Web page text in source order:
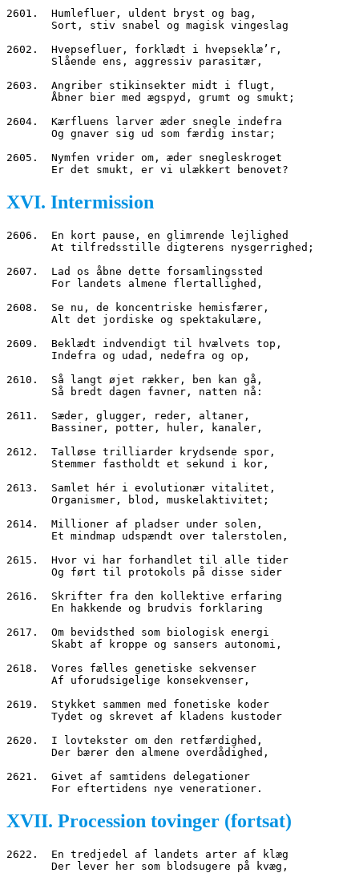
2601.  Humlefluer, uldent bryst og bag,
       Sort, stiv snabel og magisk vingeslag
2602.  Hvepsefluer, forklædt i hvepseklæ’r,
       Slående ens, aggressiv parasitær,
2603.  Angriber stikinsekter midt i flugt,
       Åbner bier med ægspyd, grumt og smukt;
2604.  Kærfluens larver æder snegle indefra
       Og gnaver sig ud som færdig instar;
2605.  Nymfen vrider om, æder snegleskroget
       Er det smukt, er vi ulækkert benovet?
XVI. Intermission
2606.  En kort pause, en glimrende lejlighed
       At tilfredsstille digterens nysgerrighed;
2607.  Lad os åbne dette forsamlingssted
       For landets almene flertallighed,
2608.  Se nu, de koncentriske hemisfærer,
       Alt det jordiske og spektakulære,
2609.  Beklædt indvendigt til hvælvets top,
       Indefra og udad, nedefra og op,
2610.  Så langt øjet rækker, ben kan gå,
       Så bredt dagen favner, natten nå:
2611.  Sæder, glugger, reder, altaner,
       Bassiner, potter, huler, kanaler,
2612.  Talløse trilliarder krydsende spor,
       Stemmer fastholdt et sekund i kor,
2613.  Samlet hér i evolutionær vitalitet,
       Organismer, blod, muskelaktivitet;
2614.  Millioner af pladser under solen,
       Et mindmap udspændt over talerstolen,
2615.  Hvor vi har forhandlet til alle tider
       Og ført til protokols på disse sider
2616.  Skrifter fra den kollektive erfaring
       En hakkende og brudvis forklaring
2617.  Om bevidsthed som biologisk energi
       Skabt af kroppe og sansers autonomi,
2618.  Vores fælles genetiske sekvenser
       Af uforudsigelige konsekvenser,
2619.  Stykket sammen med fonetiske koder
       Tydet og skrevet af kladens kustoder
2620.  I lovtekster om den retfærdighed,
       Der bærer den almene overdådighed,
2621.  Givet af samtidens delegationer
       For eftertidens nye venerationer.
XVII. Procession tovinger (fortsat)
2622.  En tredjedel af landets arter af klæg
       Der lever her som blodsugere på kvæg,